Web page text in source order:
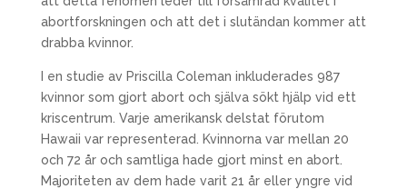
abortforskningen och att det i slutändan kommer att
drabba kvinnor.
I en studie av Priscilla Coleman inkluderades 987
kvinnor som gjort abort och själva sökt hjälp vid ett
kriscentrum. Varje amerikansk delstat förutom
Hawaii var representerad. Kvinnorna var mellan 20
och 72 år och samtliga hade gjort minst en abort.
Majoriteten av dem hade varit 21 år eller yngre vid